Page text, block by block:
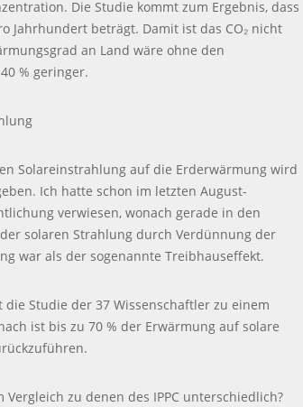
Die Studie kommt zum Ergebnis, dass
Jahrhundert beträgt. Damit ist das CO₂ nicht
an Land wäre ohne den
% geringer.
Solareinstrahlung auf die Erderwärmung wird
Ich hatte schon im letzten August-
verwiesen, wonach gerade in den
solaren Strahlung durch Verdünnung der
war als der sogenannte Treibhauseffekt.
Studie der 37 Wissenschaftler zu einem
ist bis zu 70 % der Erwärmung auf solare
Vergleich zu denen des IPPC unterschiedlich?